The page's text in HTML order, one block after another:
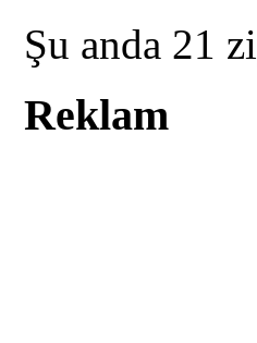
Şu anda 21
Reklam